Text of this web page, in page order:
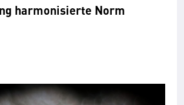
harmonisierte Norm